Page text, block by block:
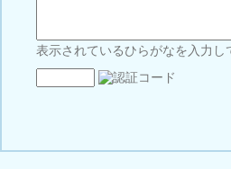
表示されているひらがなを入力し